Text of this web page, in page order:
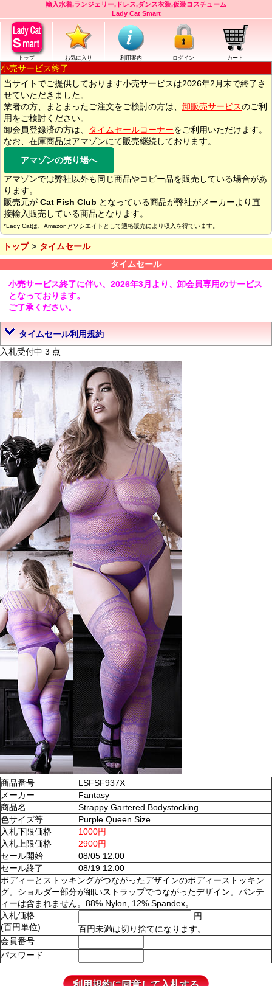
輸入水着,ランジェリー,ドレス,ダンス衣装,仮装コスチューム
Lady Cat Smart
トップ お気に入り 利用案内 ログイン カート
小売サービス終了
当サイトでご提供しております小売サービスは2026年2月末で終了さ
せていただきました。
業者の方、まとまったご注文をご検討の方は、 卸販売サービスのご利
用をご検討ください。
卸会員登録済の方は、
タイムセールコーナーをご利用いただけます。
なお、在庫商品はアマゾンにて販売継続しております。
アマゾンの売り場へ
アマゾンでは弊社以外も同じ商品やコピー品を販売している場合があ
ります。
販売元が Cat Fish Club となっている商品が弊社がメーカーより直
接輸入販売している商品となります。
*Lady Catは、Amazonアソシエイトとして適格販売により収入を得ています。
トップ
タイムセール
タイムセール
小売サービス終了に伴い、2026年3月より、卸会員専用のサービス
となっております。
ご了承ください。
タイムセール利用規約
入札受付中 3 点
商品番号
LSFSF937X
メーカー
Fantasy
商品名
Strappy Gartered Bodystocking
色サイズ等
Purple Queen Size
入札下限価格
1000円
入札上限価格
2900円
セール開始
08/05 12:00
セール終了
08/19 12:00
ボディーとストッキングがつながったデザインのボディーストッキン
グ。ショルダー部分が細いストラップでつながったデザイン。パンテ
ィーは含まれません。88% Nylon, 12% Spandex。
入札価格
(百円単位)
円
百円未満は切り捨てになります。
会員番号
パスワード